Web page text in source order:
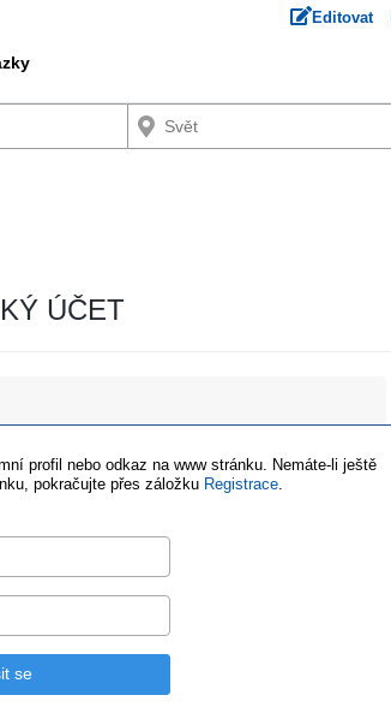
Editovat
ÚČET
profil nebo odkaz na www stránku. Nemáte-li ještě
pokračujte přes záložku Registrace